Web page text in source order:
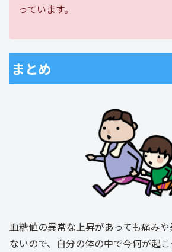
っています。
まとめ
血糖値の異常な上昇があっても痛み
ないので、自分の体の中で今何が起